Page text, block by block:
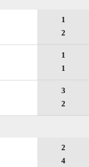
1
2
1
1
3
2
2
4